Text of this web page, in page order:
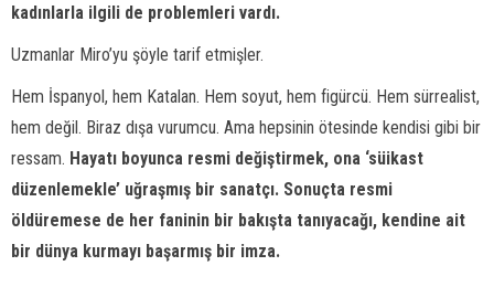
kadınlarla ilgili de problemleri vardı.
Uzmanlar Miro’yu şöyle tarif etmişler.
Hem İspanyol, hem Katalan. Hem soyut, hem figürcü. Hem sürrealist,
hem değil. Biraz dışa vurumcu. Ama hepsinin ötesinde kendisi gibi bir
ressam. Hayatı boyunca resmi değiştirmek, ona ‘süikast
düzenlemekle’ uğraşmış bir sanatçı. Sonuçta resmi
öldüremese de her faninin bir bakışta tanıyacağı, kendine ait
bir dünya kurmayı başarmış bir imza.